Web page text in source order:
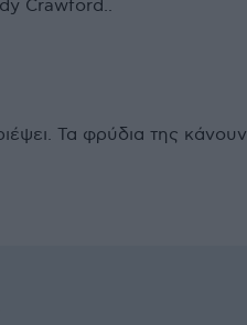
Crawford..
Τα φρύδια της κάνουν